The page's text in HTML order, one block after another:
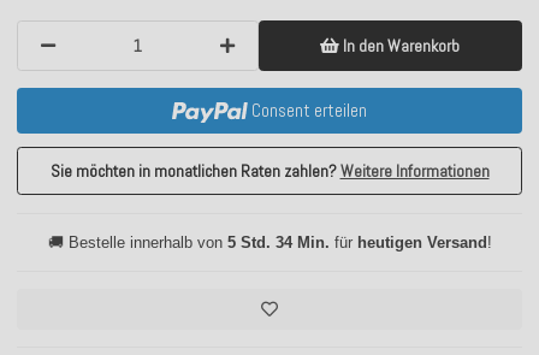
In den Warenkorb
Consent erteilen
Sie möchten in monatlichen Raten zahlen?Weitere Informationen
🚚 Bestelle innerhalb von 5 Std. 34 Min. für heutigen Versand !